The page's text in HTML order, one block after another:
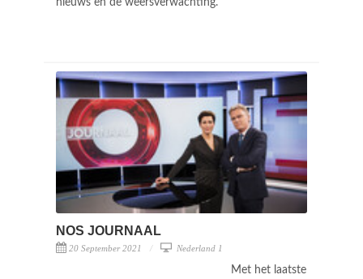
NOS JOURNAAL
20 September 2021 Nederland 1
Met het laatste